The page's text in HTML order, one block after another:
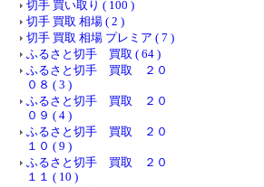
切手 買い取り ( 100 )
切手 買取 相場 ( 2 )
切手 買取 相場 プレミア ( 7 )
ふるさと切手 買取 ( 64 )
ふるさと切手 買取 ２０
０８ ( 3 )
ふるさと切手 買取 ２０
０９ ( 4 )
ふるさと切手 買取 ２０
１０ ( 9 )
ふるさと切手 買取 ２０
１１ ( 10 )